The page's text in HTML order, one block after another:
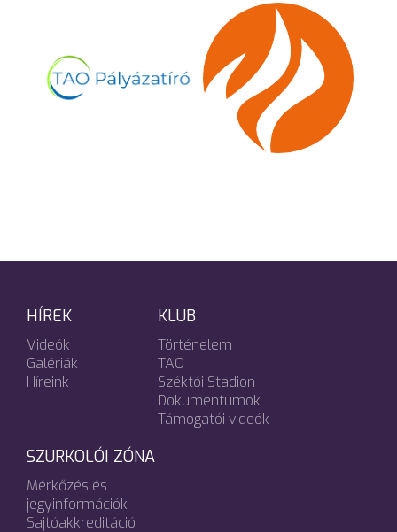
HÍREK
Videók
Galériák
Híreink
KLUB
Történelem
TAO
Széktói Stadion
Dokumentumok
Támogatói videók
SZURKOLÓI ZÓNA
Mérkőzés és
jegyinformációk
Sajtóakkreditáció